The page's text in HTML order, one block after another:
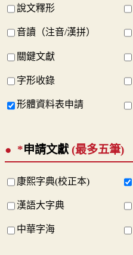
說文釋形
音讀（注音/漢拼）
關鍵文獻
字形收錄
形體資料表申請
*申請文獻 (最多五筆)
康熙字典(校正本)
漢語大字典
中華字海